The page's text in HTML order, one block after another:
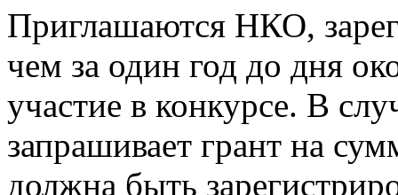
Приглашаются НКО,
чем за один год до дня
участие в конкурсе. В
запрашивает грант на
должна быть